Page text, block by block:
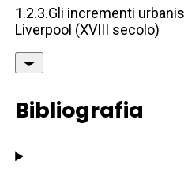
1.2.3.Gli incrementi
Liverpool (XVIII secolo)
Bibliografia